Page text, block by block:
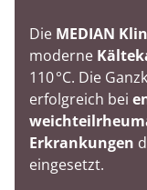
Die MEDIAN
moderne
110 °C. Die
erfolgreich bei
Erkrankungen
eingesetzt.